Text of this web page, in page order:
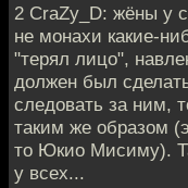
2 CraZy_D: жёны у
не монахи какие-
"терял лицо",
должен был
следовать за ним,
таким же образом
то Юкио Мисиму).
у всех...